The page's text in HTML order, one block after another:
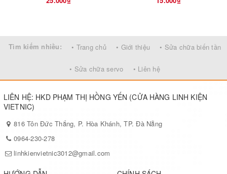
Tìm kiếm nhiều: • Trang chủ • Giới thiệu • Sửa chữa biến tần
• Sửa chữa servo • Liên hệ
LIÊN HỆ: HKD PHẠM THỊ HỒNG YẾN (CỬA HÀNG LINH KIỆN
VIETNIC)
816 Tôn Đức Thắng, P. Hòa Khánh, TP. Đà Nẵng
0964-230-278
linhkienvietnic3012@gmail.com